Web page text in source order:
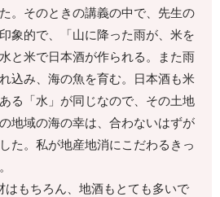
。そのときの講義の中で、先生の
象的で、「山に降った雨が、米を
と米で日本酒が作られる。また雨
込み、海の魚を育む。日本酒も米
る「水」が同じなので、その土地
地域の海の幸は、合わないはずが
た。私が地産地消にこだわるきっ
はもちろん、地酒もとても多いで